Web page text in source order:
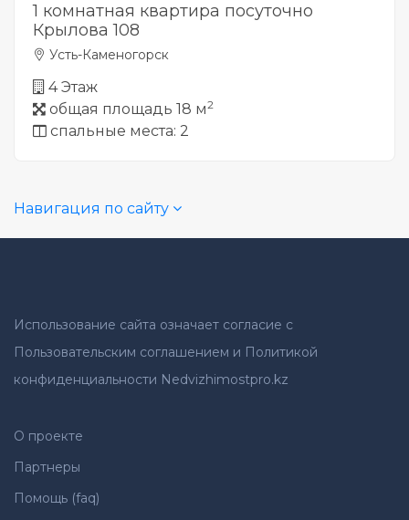
1 комнатная квартира посуточно
Крылова 108
Усть-Каменогорск
4 Этаж
общая площадь 18 м2
спальные места: 2
Навигация по сайту
Использование сайта означает согласие с
Пользовательским соглашением и Политикой
конфиденциальности Nedvizhimostpro.kz
О проекте
Партнеры
Помощь (faq)